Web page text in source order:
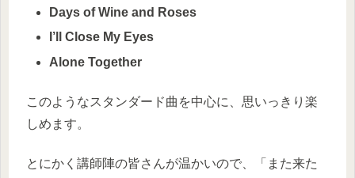
Days of Wine and Roses
I’ll Close My Eyes
Alone Together
このようなスタンダード曲を中心に、思いっきり楽
しめます。
とにかく講師陣の皆さんが温かいので、「また来た